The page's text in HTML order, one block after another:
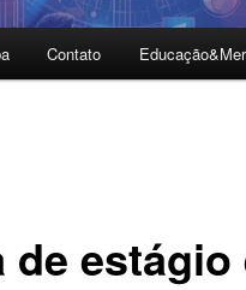
Contato
de